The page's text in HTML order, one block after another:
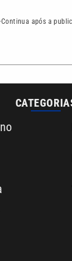
Continua após a
Anuncie agora com